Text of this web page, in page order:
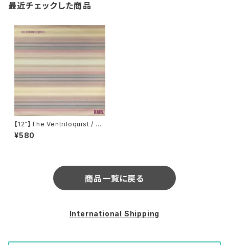
最近チェックした商品
【12”】The Ventriloquist / A
MB. (Persistencebit Recor
ds) (BIT04)
¥580
商品一覧に戻る
International Shipping